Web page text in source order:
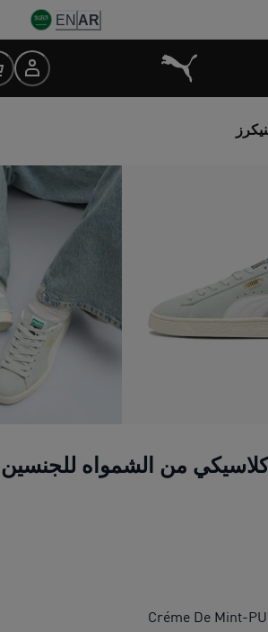
AR
EN
من الشمواه للجنسين
Créme De Mint-